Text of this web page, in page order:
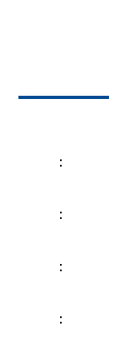
:
:
:
: